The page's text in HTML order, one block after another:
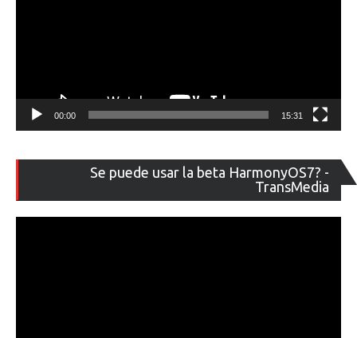
00:00 15:31
Se puede usar la beta HarmonyOS7? -
TransMedia
de